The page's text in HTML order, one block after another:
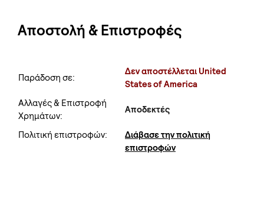
Αποστολή & Επιστροφές
Παράδοση σε:
Δεν αποστέλλεται United
States of America
Αλλαγές & Επιστροφή
Χρημάτων:
Αποδεκτές
Πολιτική επιστροφών:
Διάβασε την πολιτική
επιστροφών